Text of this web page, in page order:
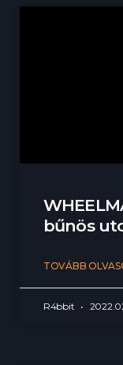
bűnös
TOVÁBB
R4bbit